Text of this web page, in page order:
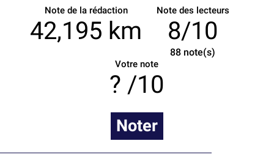
Note de la rédaction
42,195 km
Note des lecteurs
8/10
88 note(s)
Votre note
/10
Noter